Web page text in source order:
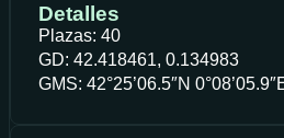
Detalles
Plazas: 40
GD: 42.418461, 0.134983
GMS: 42°25’06.5″N